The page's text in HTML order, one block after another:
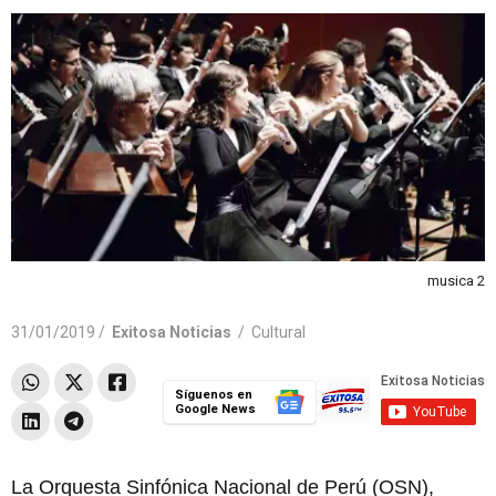
musica 2
31/01/2019 / Exitosa Noticias / Cultural
Síguenos en
Google News
La Orquesta Sinfónica Nacional de Perú (OSN),